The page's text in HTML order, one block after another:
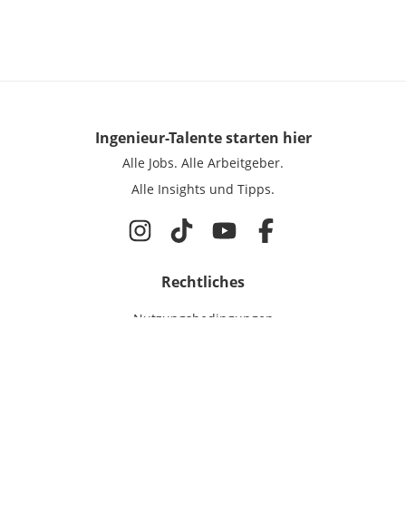
Ingenieur-Talentestarten hier
Alle Jobs. Alle Arbeitgeber.
Alle Insights und Tipps.
Rechtliches
Nutzungsbedingungen